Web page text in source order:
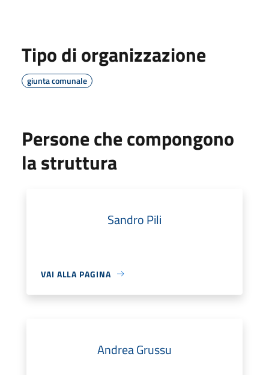
Tipo di organizzazione
giunta comunale
Persone che compongono
la struttura
Sandro Pili
VAI ALLA PAGINA
Andrea Grussu